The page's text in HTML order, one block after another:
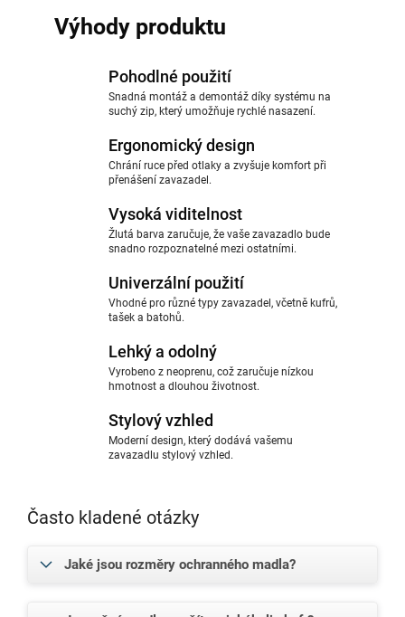
Výhody produktu
Pohodlné použití
Snadná montáž a demontáž díky systému na
suchý zip, který umožňuje rychlé nasazení.
Ergonomický design
Chrání ruce před otlaky a zvyšuje komfort při
přenášení zavazadel.
Vysoká viditelnost
Žlutá barva zaručuje, že vaše zavazadlo bude
snadno rozpoznatelné mezi ostatními.
Univerzální použití
Vhodné pro různé typy zavazadel, včetně kufrů,
tašek a batohů.
Lehký a odolný
Vyrobeno z neoprenu, což zaručuje nízkou
hmotnost a dlouhou životnost.
Stylový vzhled
Moderní design, který dodává vašemu
zavazadlu stylový vzhled.
Často kladené otázky
Jaké jsou rozměry ochranného madla?